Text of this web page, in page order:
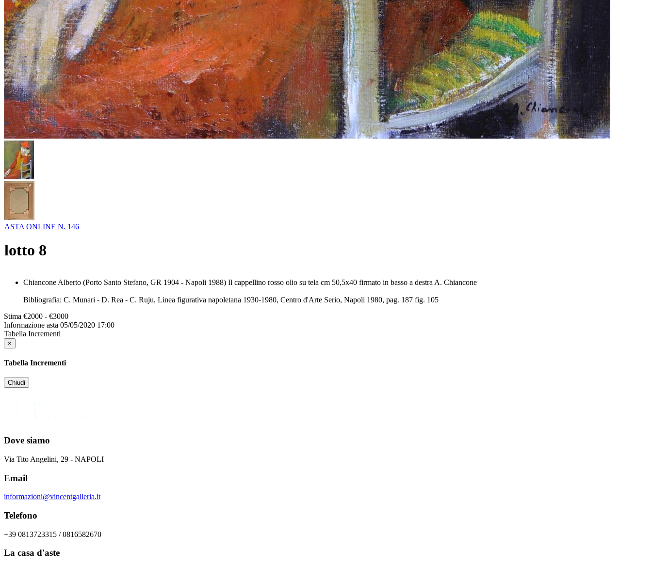
ASTA ONLINE N. 146
lotto 8
Chiancone Alberto (Porto Santo Stefano, GR 1904 - Napoli 1988) Il cappellino rosso olio su tela cm 50,5x40 firmato in basso a destra A. Chiancone
Bibliografia: C. Munari - D. Rea - C. Ruju, Linea figurativa napoletana 1930-1980, Centro d'Arte Serio, Napoli 1980, pag. 187 fig. 105
Stima €2000 - €3000
Informazione asta 05/05/2020 17:00
Tabella Incrementi
×
Tabella Incrementi
Chiudi
Dove siamo
Via Tito Angelini, 29 - NAPOLI
Email
informazioni@vincentgalleria.it
Telefono
+39 0813723315 / 0816582670
La casa d'aste